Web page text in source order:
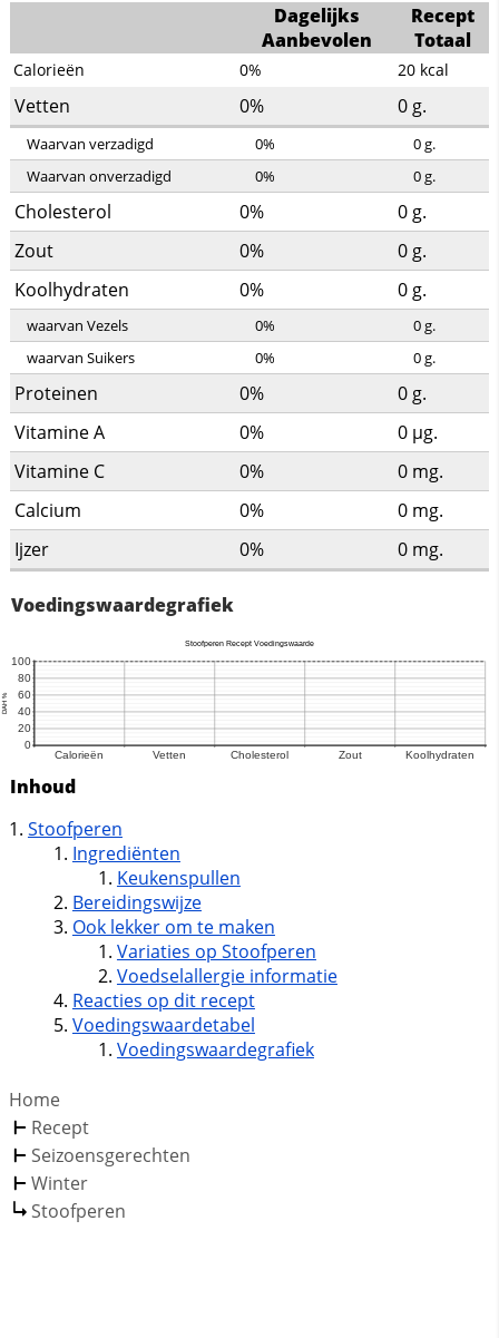
Dagelijks
Aanbevolen
Recept
Totaal
Calorieën 0% 20 kcal
Vetten 0% 0 g.
Waarvan verzadigd 0% 0g.
Waarvan onverzadigd
0% 0g.
Cholesterol 0% 0 g.
Zout
0% 0 g.
Koolhydraten
0% 0 g.
waarvan Vezels 0% 0g.
waarvan Suikers
0% 0g.
Proteinen 0% 0 g.
Vitamine A
0% 0 µg.
Vitamine C
0% 0 mg.
Calcium
0% 0 mg.
Ijzer
0% 0 mg.
Voedingswaardegrafiek
Inhoud
Stoofperen
Ingrediënten
Keukenspullen
Bereidingswijze
Ook lekker om te maken
Variaties op Stoofperen
Voedselallergie informatie
Reacties op dit recept
Voedingswaardetabel
Voedingswaardegrafiek
Home
Recept
Seizoensgerechten
Winter
Stoofperen